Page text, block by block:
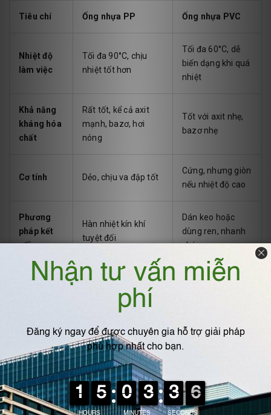
Tiêu chí Ống nhựa PP Ống nhựa PVC
Nhiệt độ
làm việc
Tối đa 90°C, chịu
nhiệt tốt hơn
Tối đa 60°C, dễ
biến dạng khi quá
nhiệt
Khả năng
kháng hóa
chất
Rất tốt, kể cả axit
mạnh, bazơ, hơi
nóng
Tốt với axit nhẹ,
bazơ nhẹ
Cơ tính Dẻo, chịu va đập tốt
Cứng, nhưng giòn
nếu nhiệt độ cao
Phương
pháp kết
nối
Hàn nhiệt kín khí
tuyệt đối
Dán keo hoặc
dùng ren, nhanh
chóng
Môi trường độc hại,
nhiệt cao, ăn mòn
Dẫn khí nhẹ, môi
Tuổi thọ
trung bình
10 – 15 năm